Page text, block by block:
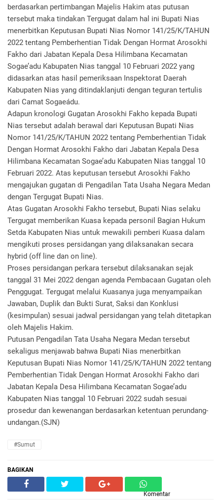
berdasarkan pertimbangan Majelis Hakim atas putusan
tersebut maka tindakan Tergugat dalam hal ini Bupati Nias
menerbitkan Keputusan Bupati Nias Nomor 141/25/K/TAHUN
2022 tentang Pemberhentian Tidak Dengan Hormat Arosokhi
Fakho dari Jabatan Kepala Desa Hilimbana Kecamatan
Sogae’adu Kabupaten Nias tanggal 10 Februari 2022 yang
didasarkan atas hasil pemeriksaan Inspektorat Daerah
Kabupaten Nias yang ditindaklanjuti dengan teguran tertulis
dari Camat Sogaeádu.
Adapun kronologi Gugatan Arosokhi Fakho kepada Bupati
Nias tersebut adalah berawal dari Keputusan Bupati Nias
Nomor 141/25/K/TAHUN 2022 tentang Pemberhentian Tidak
Dengan Hormat Arosokhi Fakho dari Jabatan Kepala Desa
Hilimbana Kecamatan Sogae’adu Kabupaten Nias tanggal 10
Februari 2022. Atas keputusan tersebut Arosokhi Fakho
mengajukan gugatan di Pengadilan Tata Usaha Negara Medan
dengan Tergugat Bupati Nias.
Atas Gugatan Arosokhi Fakho tersebut, Bupati Nias selaku
Tergugat memberikan Kuasa kepada personil Bagian Hukum
Setda Kabupaten Nias untuk mewakili pemberi Kuasa dalam
mengikuti proses persidangan yang dilaksanakan secara
hybrid (off line dan on line).
Proses persidangan perkara tersebut dilaksanakan sejak
tanggal 31 Mei 2022 dengan agenda Pembacaan Gugatan oleh
Penggugat. Tergugat melalui Kuasanya juga menyampaikan
Jawaban, Duplik dan Bukti Surat, Saksi dan Konklusi
(kesimpulan) sesuai jadwal persidangan yang telah ditetapkan
oleh Majelis Hakim.
Putusan Pengadilan Tata Usaha Negara Medan tersebut
sekaligus menjawab bahwa Bupati Nias menerbitkan
Keputusan Bupati Nias Nomor 141/25/K/TAHUN 2022 tentang
Pemberhentian Tidak Dengan Hormat Arosokhi Fakho dari
Jabatan Kepala Desa Hilimbana Kecamatan Sogae’adu
Kabupaten Nias tanggal 10 Februari 2022 sudah sesuai
prosedur dan kewenangan berdasarkan ketentuan perundang-
undangan.(SJN)
#Sumut
BAGIKAN
Komentar